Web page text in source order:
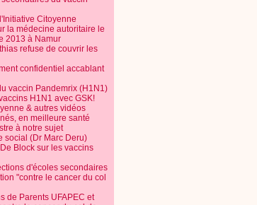
Citoyenne
la médecine autoritaire le
2013 à Namur
refuse de couvrir les
confidentiel accablant
vaccin Pandemrix (H1N1)
H1N1 avec GSK!
& autres vidéos
en meilleure santé
à notre sujet
social (Dr Marc Deru)
Block sur les vaccins
d'écoles secondaires
"contre le cancer du col
de Parents UFAPEC et